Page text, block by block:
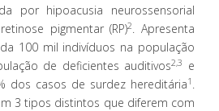
por hipoacusia neurossensorial
pigmentar (RP)2. Apresenta
100 mil indivíduos na população
de deficientes auditivos2,3
e
dos casos de surdez hereditária1 .
3 tipos distintos que diferem com